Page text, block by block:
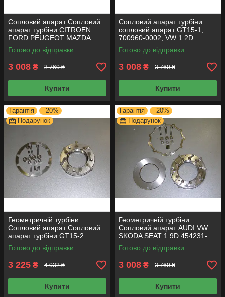
Сопловий апарат Сопловий
апарат турбіни CITROEN
FORD PEUGEOT MAZDA
VOLVO 1.6D геометрію
турбіни
Готово до відправки
3 008 ₴ 3 760 ₴
Купити
Сопловий апарат турбіни
сопловий апарат GT15-1,
700960-0002, VW 1.2D
геометрію турбіни
Готово до відправки
3 008 ₴ 3 760 ₴
Купити
Гарантія
–20%
Подарунок
Геометричній турбіни
Сопловий апарат Сопловий
апарат турбіни GT15-2
Готово до відправки
3 225 ₴ 4 032 ₴
Купити
Гарантія
–20%
Подарунок
Геометричній турбіни
Сопловий апарат AUDI VW
SKODA SEAT 1.9D 454231-
0002 454231-0006 Сопловий
апарат турбіни
Готово до відправки
3 008 ₴ 3 760 ₴
Купити